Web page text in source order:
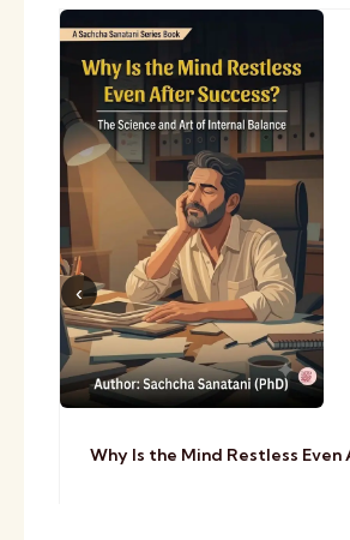
Why Is the Mind Restless Even